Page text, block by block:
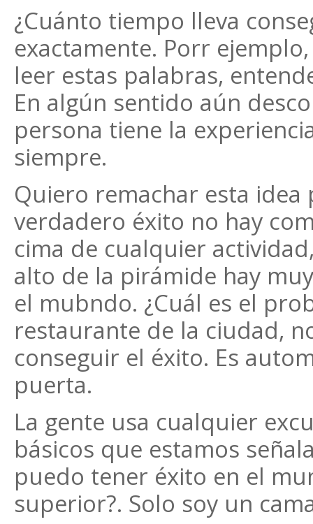
¿Cuánto tiempo lleva
exactamente. Porr
leer estas palabras,
En algún sentido aún
persona tiene la
siempre.
Quiero remachar esta
verdadero éxito no hay
cima de cualquier
alto de la pirámide hay
el mubndo. ¿Cuál es el
restaurante de la ciudad,
conseguir el éxito. Es
puerta.
La gente usa cualquier
básicos que estamos
puedo tener éxito en el
superior?. Solo soy un